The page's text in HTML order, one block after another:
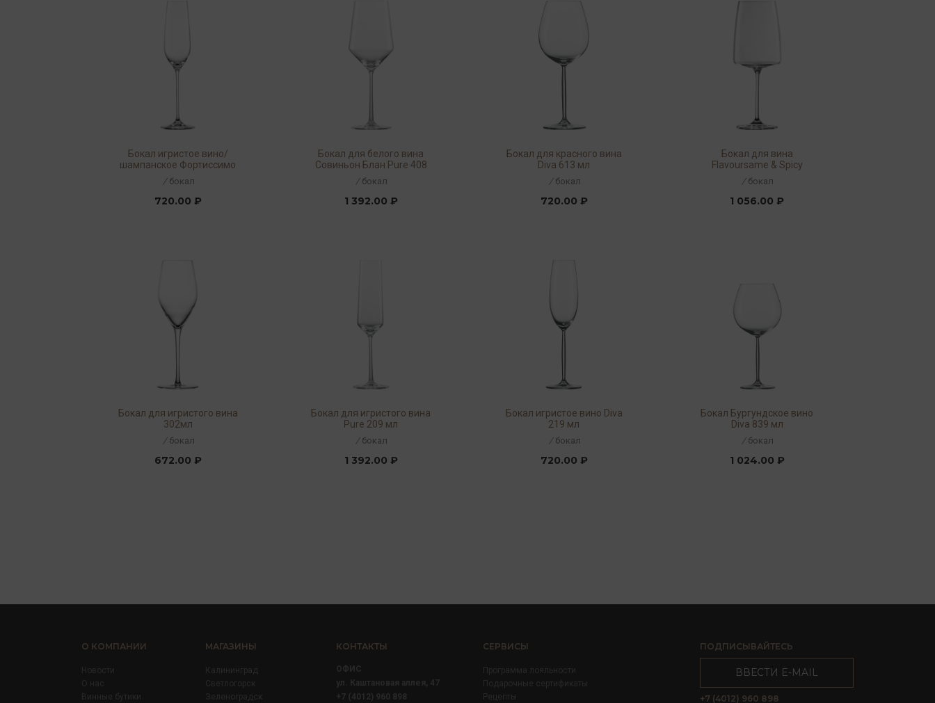
Бокал игристое вино/
шампанское Фортиссимо
240мл
/ бокал
720.00 ₽
Бокал для белого вина
Совиньон Блан Pure 408
мл
/ бокал
1 392.00 ₽
Бокал для красного вина
Diva 613 мл
/ бокал
720.00 ₽
Бокал для вина
Flavoursame & Spicy
660мл
/ бокал
1 056.00 ₽
Бокал для игристого вина
302мл
/ бокал
672.00 ₽
Бокал для игристого вина
Pure 209 мл
/ бокал
1 392.00 ₽
Бокал игристое вино Diva
219 мл
/ бокал
720.00 ₽
Бокал Бургундское вино
Diva 839 мл
/ бокал
1 024.00 ₽
О КОМПАНИИ
Новости
О нас
Винные бутики
МАГАЗИНЫ
Калининград
Светлогорск
Зеленоградск
КОНТАКТЫ
ОФИС
ул. Каштановая аллея, 47
+7 (4012) 960 898
СЕРВИСЫ
Программа лояльности
Подарочные сертификаты
Рецепты
ПОДПИСЫВАЙТЕСЬ
ВВЕСТИ E-MAIL
+7 (4012) 960 898